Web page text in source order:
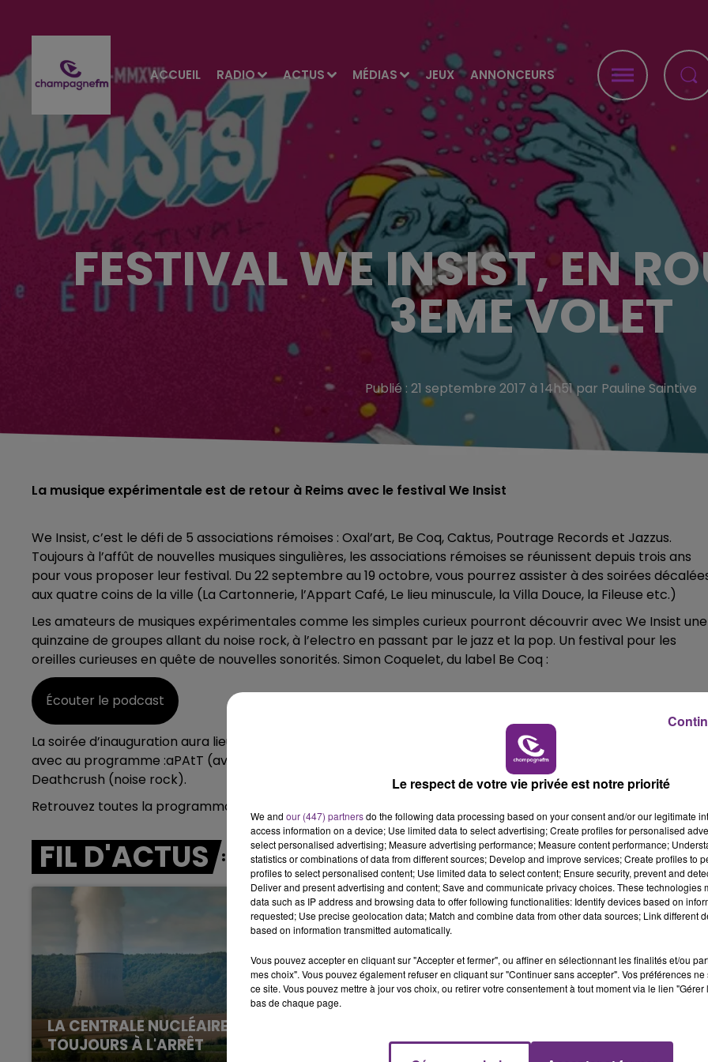
ACCUEIL RADIO ACTUS MÉDIAS JEUX ANNONCEURS
15h00 - 19h00
LE CLUB CHAMPAGNE FM
19h00 - 19h15
LA POP MACHINE - CHAMPAGNE FM
FESTIVAL WE INSIST, EN
3EME VOLET
Publié : 21 septembre 2017 à 14h51 par Pauline Saintive
La musique expérimentale est de retour à Reims avec le festival We Insist
We Insist, c’est le défi de 5 associations rémoises : Oxal’art, Be Coq, Caktus, Poutrage Records et Jazzus.
Toujours à l’affût de nouvelles musiques singulières, les associations rémoises se réunissent depuis trois ans
pour vous proposer leur festival. Du 22 septembre au 19 octobre, vous pourrez assister à des soirées
aux quatre coins de la ville (La Cartonnerie, l’Appart Café, Le lieu minuscule, la Villa Douce, la Fileuse etc.)
Les amateurs de musiques expérimentales comme les simples curieux pourront découvrir avec We Insist une
quinzaine de groupes allant du noise rock, à l’electro en passant par le jazz et la pop. Un festival pour les
oreilles curieuses en quête de nouvelles sonorités. Simon Coquelet, du label Be Coq :
Écouter le podcast
La soirée d’inauguration aura lieu demain, vendredi 22 septembre à 20h30 (5€), au Centre Culturel du CROUS
avec au programme :aPAtT (avant-garde pop absurde), Sheik Anorak (performance noise répétitive) et
Deathcrush (noise rock).
Retrouvez toutes la programmation du festival sur
FIL D'ACTUS
LA CENTRALE NUCLÉAIRE DE CHOOZ
TOUJOURS À L'ARRÊT
SES PORTES
Le respect de votre vie privée est notre priorité
We and our (447) partnersdo the following data processing based on your consent and/or our legitimate
access information on a device; Use limited data to select advertising; Create profiles for personalised
select personalised advertising; Measure advertising performance; Measure content performance;
statistics or combinations of data from different sources; Develop and improve services; Create profiles to
profiles to select personalised content; Use limited data to select content; Ensure security, prevent and
Deliver and present advertising and content; Save and communicate privacy choices. These technologies
data such as IP address and browsing data to offer following functionalities: Identify devices based on
requested; Use precise geolocation data; Match and combine data from other data sources; Link different
based on information transmitted automatically.
Vous pouvez accepter en cliquant sur "Accepter et fermer", ou affiner en sélectionnant les finalités et/ou
mes choix". Vous pouvez également refuser en cliquant sur "Continuer sans accepter". Vos préférences
ce site. Vous pouvez mettre à jour vos choix, ou retirer votre consentement à tout moment via le lien
bas de chaque page.